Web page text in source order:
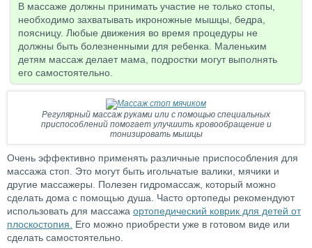
В массаже должны принимать участие не только стопы,
необходимо захватывать икроножные мышцы, бедра,
поясницу. Любые движения во время процедуры не
должны быть болезненными для ребенка. Маленьким
детям массаж делает мама, подростки могут выполнять
его самостоятельно.
Регулярный массаж руками или с помощью специальных
приспособлений помогает улучшить кровообращение и
тонизировать мышцы
Очень эффективно применять различные приспособления для
массажа стоп. Это могут быть игольчатые валики, мячики и
другие массажеры. Полезен гидромассаж, который можно
сделать дома с помощью душа. Часто ортопеды рекомендуют
использовать для массажа ортопедический коврик для детей от
плоскостопия. Его можно приобрести уже в готовом виде или
сделать самостоятельно.